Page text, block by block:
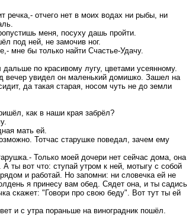
речка,- отчего нет в моих водах ни рыбы, ни
меня, посуху дашь пройти.
под ней, не замочив ног.
мне бы только найти Счастье-Удачу.
по красивому лугу, цветами усеянному.
вечер увидел он маленький домишко. Зашел на
да такая старая, носом чуть не до земли
как в наши края забрёл?
мать ей.
Тотчас старушке поведал, зачем ему
Только моей дочери нет сейчас дома, она
ты вот что: ступай утром к ней, мотыгу с собой
и работай. Но запомни: ни словечка ей не
я принесу вам обед. Сядет она, и ты садись
скажет: "Говори про свою беду". Вот тут ты ей
и с утра пораньше на виноградник пошёл.